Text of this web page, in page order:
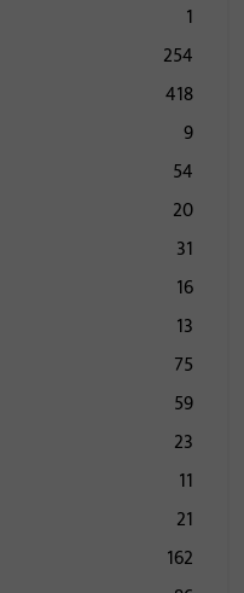
1
254
418
9
54
20
31
16
13
75
59
23
11
21
162